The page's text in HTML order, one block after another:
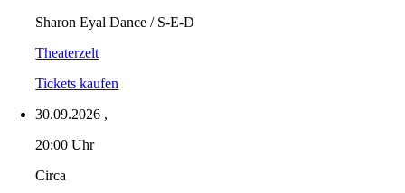
Sharon Eyal Dance / S-E-D
Theaterzelt
Tickets kaufen
30.09.2026 ,
20:00 Uhr
Circa